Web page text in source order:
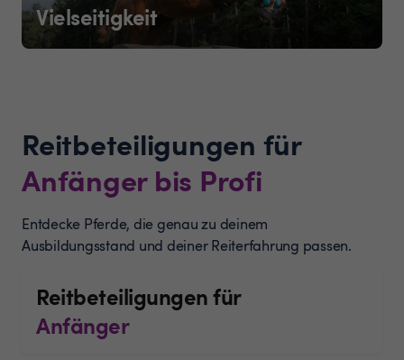
Vielseitigkeit
Reitbeteiligungen für
Anfänger bis Profi
Entdecke Pferde, die genau zu deinem
Ausbildungsstand und deiner Reiterfahrung passen.
Reitbeteiligungen für
Anfänger